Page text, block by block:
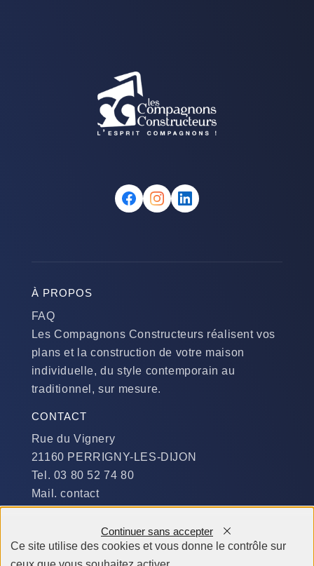
À PROPOS
FAQ
Les Compagnons Constructeurs réalisent vos
plans et la construction de votre maison
individuelle, du style contemporain au
traditionnel, sur mesure.
CONTACT
Rue du Vignery
21160 PERRIGNY-LES-DIJON
Tel. 03 80 52 74 80
Mail. contact
Du Lundi au Jeudi :
​de 9 h à 12 h et de 14 h à 19 h
Ce site utilise des cookies et vous donne le contrôle sur
Continuer sans accepter